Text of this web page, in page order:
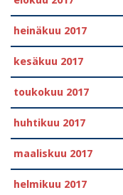
heinäkuu 2017
kesäkuu 2017
toukokuu 2017
huhtikuu 2017
maaliskuu 2017
helmikuu 2017